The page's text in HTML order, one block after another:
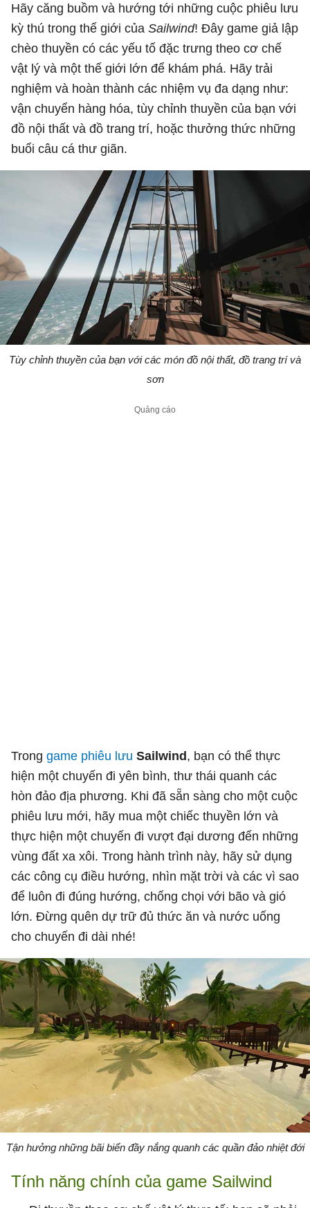
Hãy căng buồm và hướng tới những cuộc phiêu lưu
kỳ thú trong thế giới của Sailwind! Đây game giả lập
chèo thuyền có các yếu tố đặc trưng theo cơ chế
vật lý và một thế giới lớn để khám phá. Hãy trải
nghiệm và hoàn thành các nhiệm vụ đa dạng như:
vận chuyển hàng hóa, tùy chỉnh thuyền của bạn với
đồ nội thất và đồ trang trí, hoặc thưởng thức những
buổi câu cá thư giãn.
Tùy chỉnh thuyền của bạn với các món đồ nội thất, đồ trang trí và
sơn
Trong game phiêu lưu Sailwind, bạn có thể thực
hiện một chuyến đi yên bình, thư thái quanh các
hòn đảo địa phương. Khi đã sẵn sàng cho một cuộc
phiêu lưu mới, hãy mua một chiếc thuyền lớn và
thực hiện một chuyến đi vượt đại dương đến những
vùng đất xa xôi. Trong hành trình này, hãy sử dụng
các công cụ điều hướng, nhìn mặt trời và các vì sao
để luôn đi đúng hướng, chống chọi với bão và gió
lớn. Đừng quên dự trữ đủ thức ăn và nước uống
cho chuyến đi dài nhé!
Tận hưởng những bãi biển đầy nắng quanh các quần đảo nhiệt đới
Tính năng chính của game Sailwind